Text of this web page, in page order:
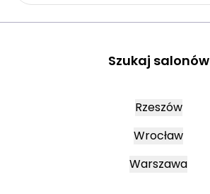
Szukaj salonów
Rzeszów
Wrocław
Warszawa